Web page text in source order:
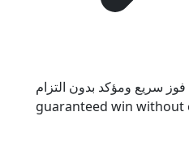
سريع ومؤكد بدون التزام
guaranteed win